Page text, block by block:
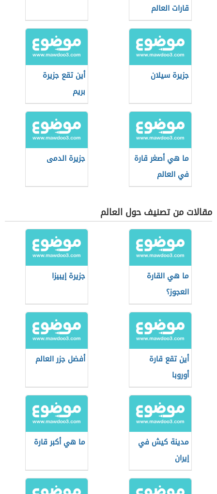
قارات العالم
جزيرة سيلان
أين تقع جزيرة
بريم
ما هي أصغر قارة
في العالم
جزيرة الدمى
مقالات من تصنيف حول العالم
ما هي القارة
العجوز؟
جزيرة إيبيزا
أين تقع قارة
أوروبا
أفضل جزر العالم
مدينة كيش في
إيران
ما هي أكبر قارة